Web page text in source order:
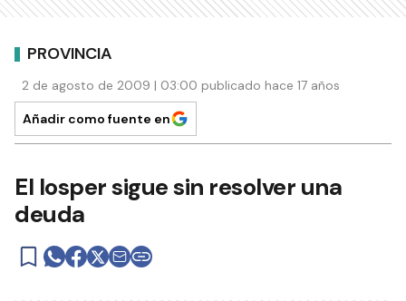
PROVINCIA
2 de agosto de 2009 | 03:00 publicado hace 17 años
Añadir como fuente en
El Iosper sigue sin resolver una
deuda